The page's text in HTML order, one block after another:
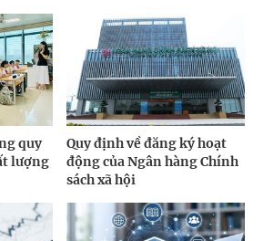
quy
lượng
Quy định về đăng ký hoạt
động của Ngân hàng Chính
sách xã hội